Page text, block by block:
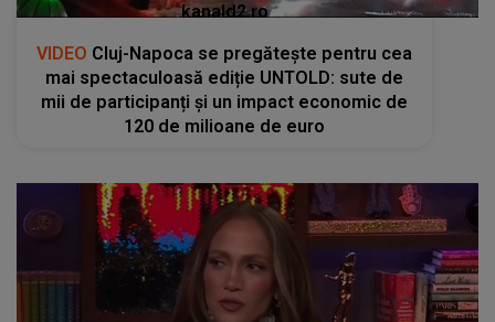
kanald2.ro
VIDEO Cluj-Napoca se pregătește pentru cea
mai spectaculoasă ediție UNTOLD: sute de
mii de participanți și un impact economic de
120 de milioane de euro